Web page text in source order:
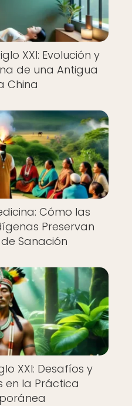
XXI: Evolución y
de una Antigua
China
Cómo las
Preservan
Sanación
XXI: Desafíos y
en la Práctica